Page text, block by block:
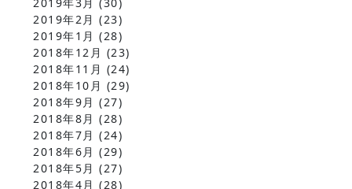
2019年2月 (23)
2019年1月 (28)
2018年12月 (23)
2018年11月 (24)
2018年10月 (29)
2018年9月 (27)
2018年8月 (28)
2018年7月 (24)
2018年6月 (29)
2018年5月 (27)
2018年4月 (28)